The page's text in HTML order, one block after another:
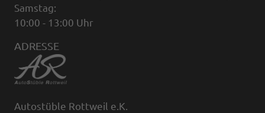
Samstag:
10:00 - 13:00 Uhr
ADRESSE
Autostüble Rottweil e.K.